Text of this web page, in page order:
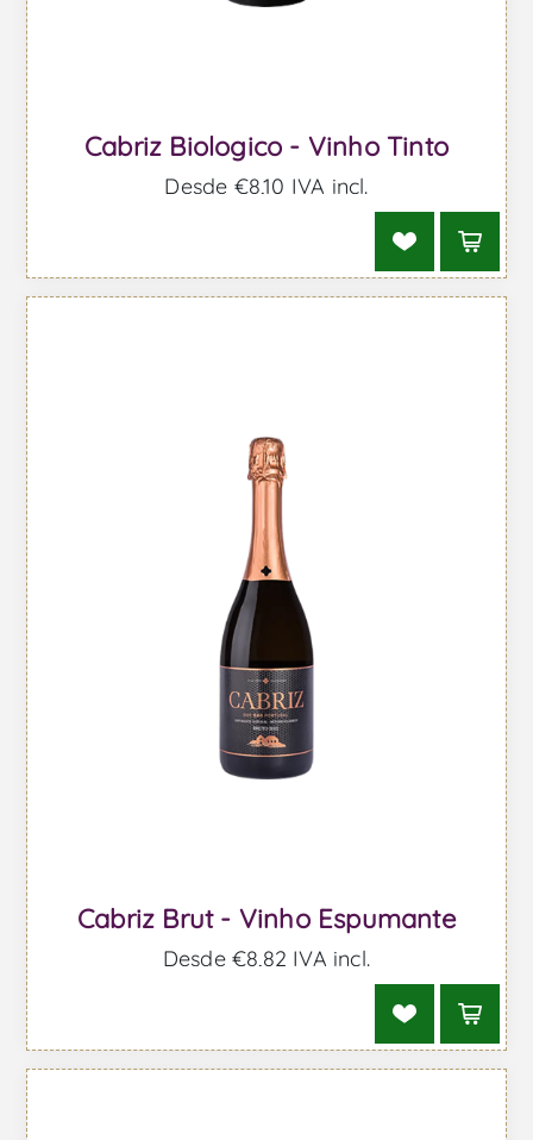
Cabriz Biologico - Vinho Tinto
Desde €8,10 IVA incl.
Cabriz Brut - Vinho Espumante
Desde €8,82 IVA incl.